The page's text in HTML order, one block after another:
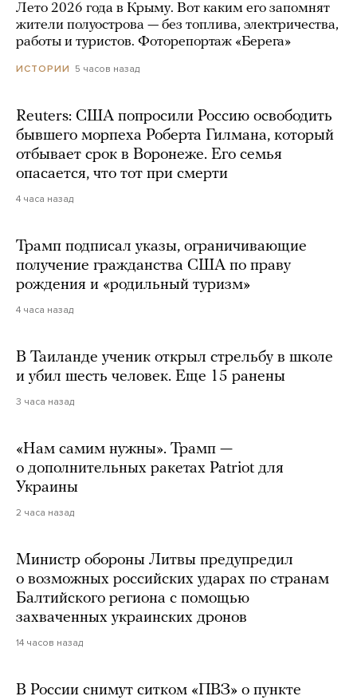
Лето 2026 года в Крыму. Вот каким его запомнят
жители полуострова — без топлива, электричества,
работы и туристов. Фоторепортаж «Берега»
ИСТОРИИ 5 часов назад
Reuters: США попросили Россию освободить
бывшего морпеха Роберта Гилмана, который
отбывает срок в Воронеже. Его семья
опасается, что тот при смерти
4 часа назад
Трамп подписал указы, ограничивающие
получение гражданства США по праву
рождения и «родильный туризм»
4 часа назад
В Таиланде ученик открыл стрельбу в школе
и убил шесть человек. Еще 15 ранены
3 часа назад
«Нам самим нужны». Трамп —
о дополнительных ракетах Patriot для
Украины
2 часа назад
Министр обороны Литвы предупредил
о возможных российских ударах по странам
Балтийского региона с помощью
захваченных украинских дронов
14 часов назад
В России снимут ситком «ПВЗ» о пункте